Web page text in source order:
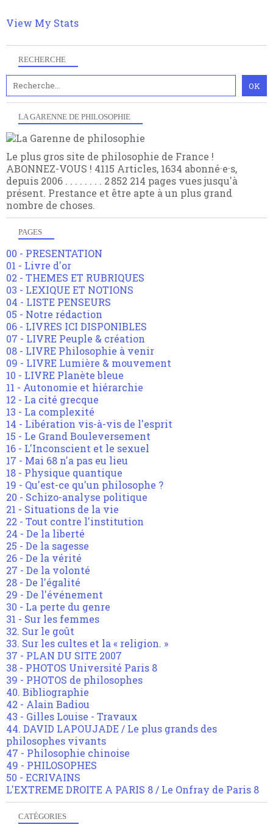
RECHERCHE
LA GARENNE DE PHILOSOPHIE
Le plus gros site de philosophie de France !
ABONNEZ-VOUS ! 4115 Articles, 1634 abonné·e·s,
depuis 2006 . . . . . . . . 2 852 214 pages vues jusqu'à
présent. Prestance et être apte à un plus grand
nombre de choses.
PAGES
00 - PRESENTATION
01 - Livre d'or
02 - THEMES ET RUBRIQUES
03 - LEXIQUE ET NOTIONS
04 - LISTE PENSEURS
05 - Notre rédaction
06 - LIVRES ICI DISPONIBLES
07 - LIVRE Peuple & création
08 - LIVRE Philosophie à venir
09 - LIVRE Lumière & mouvement
10 - LIVRE Planète bleue
11 - Autonomie et hiérarchie
12 - La cité grecque
13 - La complexité
14 - Libération vis-à-vis de l'esprit
15 - Le Grand Bouleversement
16 - L'Inconscient et le sexuel
17 - Mai 68 n'a pas eu lieu
18 - Physique quantique
19 - Qu'est-ce qu'un philosophe ?
20 - Schizo-analyse politique
21 - Situations de la vie
22 - Tout contre l'institution
24 - De la liberté
25 - De la sagesse
26 - De la vérité
27 - De la volonté
28 - De l'égalité
29 - De l'événement
30 - La perte du genre
31 - Sur les femmes
32. Sur le goût
33. Sur les cultes et la « religion. »
37 - PLAN DU SITE 2007
38 - PHOTOS Université Paris 8
39 - PHOTOS de philosophes
40. Bibliographie
42 - Alain Badiou
43 - Gilles Louise - Travaux
44. DAVID LAPOUJADE / Le plus grands des
philosophes vivants
47 - Philosophie chinoise
49 - PHILOSOPHES
50 - ECRIVAINS
L'EXTREME DROITE A PARIS 8 / Le Onfray de Paris 8
CATÉGORIES
choses.
View My Stats